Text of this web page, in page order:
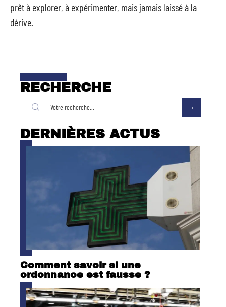
prêt à explorer, à expérimenter, mais jamais laissé à la
dérive.
RECHERCHE
DERNIÈRES ACTUS
Comment savoir si une
ordonnance est fausse ?